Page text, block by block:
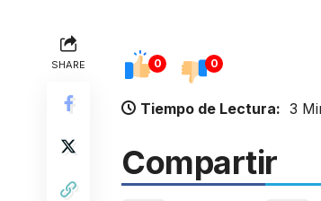
SHARE 0 0
Tiempo de Lectura: 3
Compartir